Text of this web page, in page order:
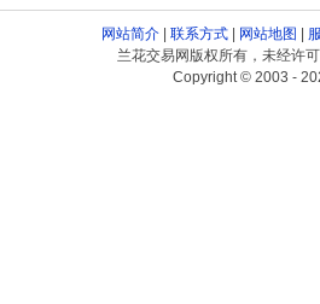
网站简介| 联系方式| 网站地图 |
兰花交易网版权所有，未经许
Copyright © 2003 -